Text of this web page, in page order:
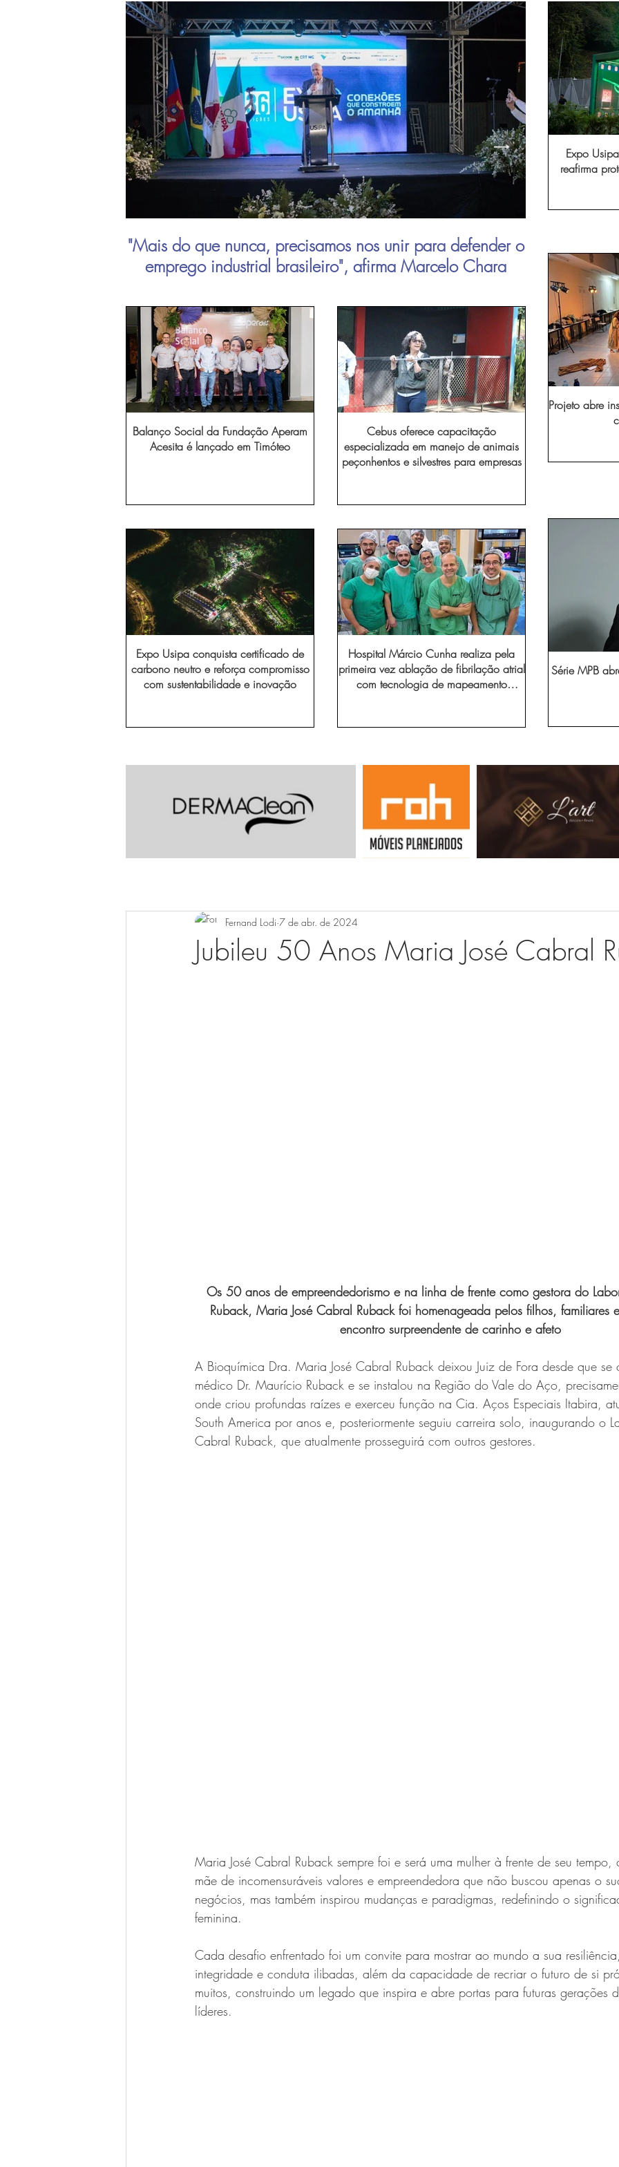
"Mais do que nunca, precisamos nos unir para defender o
emprego industrial brasileiro", afirma Marcelo Chara
viagens
Balanço Social da Fundação Aperam
Acesita é lançado em Timóteo
Cebus oferece capacitação
especializada em manejo de animais
peçonhentos e silvestres para empresas
Expo
reafirma
Projeto abre
Expo Usipa conquista certificado de
carbono neutro e reforça compromisso
com sustentabilidade e inovação
Hospital Márcio Cunha realiza pela
primeira vez ablação de fibrilação atrial
com tecnologia de mapeamento
Série MPB
Jubileu 50 Anos Maria José Cabral
Fernand Lodi 7 de abr. de 2024
Os 50 anos de empreendedorismo e na linha de frente como gestora do
Ruback, Maria José Cabral Ruback foi homenageada pelos filhos, familiares
encontro surpreendente de carinho e afeto
A Bioquímica Dra. Maria José Cabral Ruback deixou Juiz de Fora desde que se
médico Dr. Maurício Ruback e se instalou na Região do Vale do Aço,
onde criou profundas raízes e exerceu função na Cia. Aços Especiais Itabira,
South America por anos e, posteriormente seguiu carreira solo, inaugurando o
Cabral Ruback, que atualmente prosseguirá com outros gestores.
Maria José Cabral Ruback sempre foi e será uma mulher à frente de seu tempo,
mãe de incomensuráveis valores e empreendedora que não buscou apenas o
negócios, mas também inspirou mudanças e paradigmas, redefinindo o
feminina.
Cada desafio enfrentado foi um convite para mostrar ao mundo a sua
integridade e conduta ilibadas, além da capacidade de recriar o futuro de si
muitos, construindo um legado que inspira e abre portas para futuras gerações
líderes.